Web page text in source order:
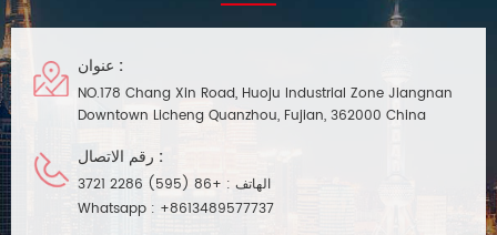
عنوان :
NO.178 Chang Xin Road, Huoju Industrial Zone Jiangnan
Downtown Licheng Quanzhou, Fujian, 362000 China
رقم الاتصال :
الهاتف : +86 (595) 2286 3721
Whatsapp : +8613489577737